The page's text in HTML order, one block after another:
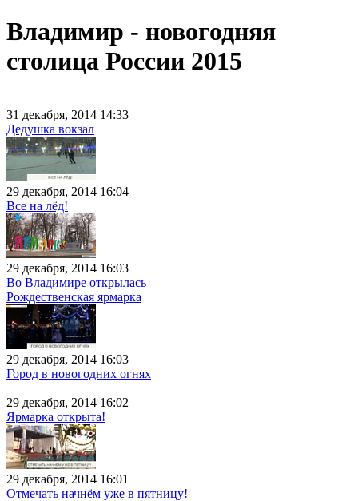
Владимир - новогодняя
столица России 2015
31 декабря, 2014 14:33
Дедушка вокзал
29 декабря, 2014 16:04
Все на лёд!
29 декабря, 2014 16:03
Во Владимире открылась
Рождественская ярмарка
29 декабря, 2014 16:03
Город в новогодних огнях
29 декабря, 2014 16:02
Ярмарка открыта!
29 декабря, 2014 16:01
Отмечать начнём уже в пятницу!